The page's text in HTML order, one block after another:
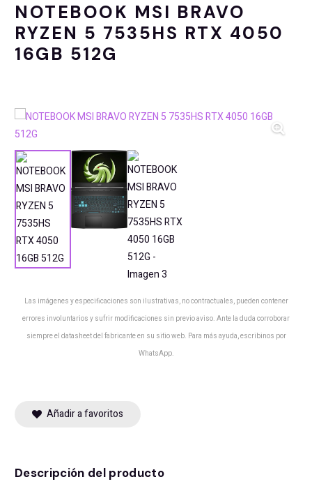
NOTEBOOK MSI BRAVO
RYZEN 5 7535HS RTX 4050
16GB 512G
Las imágenes y especificaciones son ilustrativas, no contractuales, pueden contener
errores involuntarios y sufrir modificaciones sin previo aviso. Ante la duda corroborar
siempre el datasheet del fabricante en su sitio web. Para más ayuda, escribinos por
WhatsApp.
Añadir a favoritos
Descripción del producto